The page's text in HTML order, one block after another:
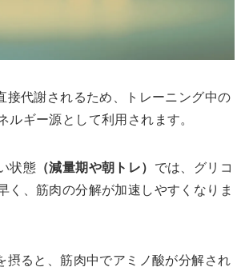
接代謝されるため、トレーニング中の
ルギー源として利用されます。
状態（減量期や朝トレ） では、グリコ
く、筋肉の分解が加速しやすくなりま
摂ると、筋肉中でアミノ酸が分解され